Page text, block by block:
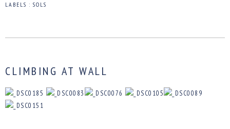
LABELS : SOLS
CLIMBING AT WALL